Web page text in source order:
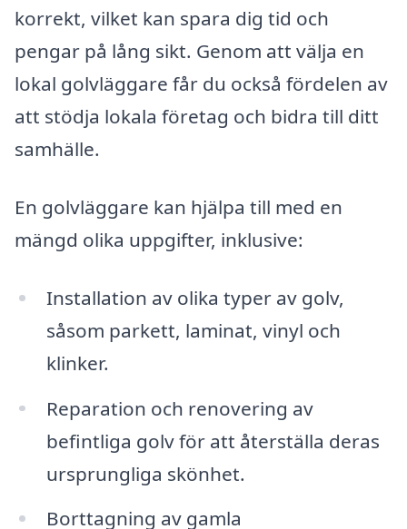
korrekt, vilket kan spara dig tid och
pengar på lång sikt. Genom att välja en
lokal golvläggare får du också fördelen av
att stödja lokala företag och bidra till ditt
samhälle.
En golvläggare kan hjälpa till med en
mängd olika uppgifter, inklusive:
Installation av olika typer av golv,
såsom parkett, laminat, vinyl och
klinker.
Reparation och renovering av
befintliga golv för att återställa deras
ursprungliga skönhet.
Borttagning av gamla